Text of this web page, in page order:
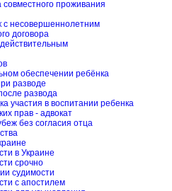
проживания
с несовершеннолетним
договора
обеспечении ребёнка
разводе
развода
участия в воспитании ребенка
прав - адвокат
без согласия отца
в Украине
срочно
судимости
с апостилем